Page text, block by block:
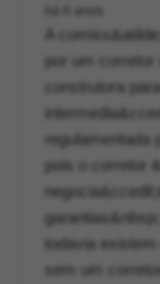
há 6 anos
A
por um
construtora
regulamentada
pois o corretor
garantias&nbsp;
todavia
sem um